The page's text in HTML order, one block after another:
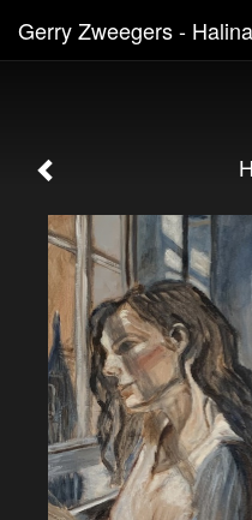
Gerry Zweegers - Halina